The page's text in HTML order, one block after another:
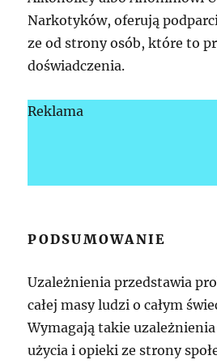
Narkotyków, oferują
ze od strony osób, które to
doświadczenia.
Reklama
PODSUMOWANIE
Uzależnienia przedstawia
całej masy ludzi o całym
Wymagają takie
użycia i opieki ze strony